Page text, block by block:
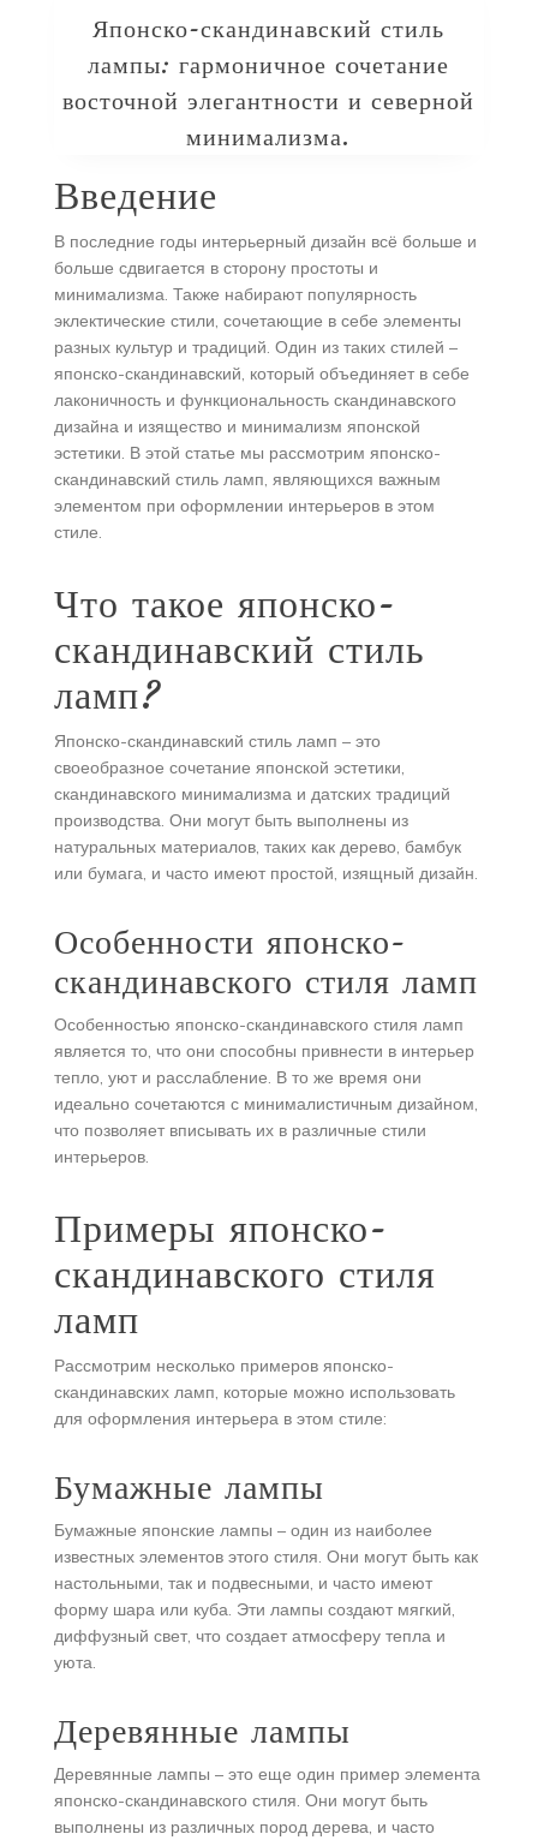
Японско-скандинавский стиль
лампы: гармоничное сочетание
восточной элегантности и северной
минимализма.
Введение
В последние годы интерьерный дизайн всё больше и
больше сдвигается в сторону простоты и
минимализма. Также набирают популярность
эклектические стили, сочетающие в себе элементы
разных культур и традиций. Один из таких стилей –
японско-скандинавский, который объединяет в себе
лаконичность и функциональность скандинавского
дизайна и изящество и минимализм японской
эстетики. В этой статье мы рассмотрим японско-
скандинавский стиль ламп, являющихся важным
элементом при оформлении интерьеров в этом
стиле.
Что такое японско-
скандинавский стиль
ламп?
Японско-скандинавский стиль ламп – это
своеобразное сочетание японской эстетики,
скандинавского минимализма и датских традиций
производства. Они могут быть выполнены из
натуральных материалов, таких как дерево, бамбук
или бумага, и часто имеют простой, изящный дизайн.
Особенности японско-
скандинавского стиля ламп
Особенностью японско-скандинавского стиля ламп
является то, что они способны привнести в интерьер
тепло, уют и расслабление. В то же время они
идеально сочетаются с минималистичным дизайном,
что позволяет вписывать их в различные стили
интерьеров.
Примеры японско-
скандинавского стиля
ламп
Рассмотрим несколько примеров японско-
скандинавских ламп, которые можно использовать
для оформления интерьера в этом стиле:
Бумажные лампы
Бумажные японские лампы – один из наиболее
известных элементов этого стиля. Они могут быть как
настольными, так и подвесными, и часто имеют
форму шара или куба. Эти лампы создают мягкий,
диффузный свет, что создает атмосферу тепла и
уюта.
Деревянные лампы
Деревянные лампы – это еще один пример элемента
японско-скандинавского стиля. Они могут быть
выполнены из различных пород дерева, и часто